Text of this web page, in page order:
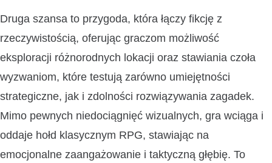
Druga szansa to przygoda, która łączy fikcję z
rzeczywistością, oferując graczom możliwość
eksploracji różnorodnych lokacji oraz stawiania czoła
wyzwaniom, które testują zarówno umiejętności
strategiczne, jak i zdolności rozwiązywania zagadek.
Mimo pewnych niedociągnięć wizualnych, gra wciąga i
oddaje hołd klasycznym RPG, stawiając na
emocjonalne zaangażowanie i taktyczną głębię. To